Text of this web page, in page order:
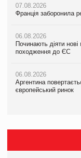
07.08.2026
Франція заборонила
06.08.2026
Починають діяти нові
походження до ЄС
06.08.2026
Аргентина
європейський ринок
07.08.2026
Франція заборонила
06.08.2026
Починають діяти нові
походження до ЄС
06.08.2026
Аргентина
європейський ринок
07.08.2026
Франція заборонила
06.08.2026
Починають діяти нові
походження до ЄС
06.08.2026
Аргентина
європейський ринок